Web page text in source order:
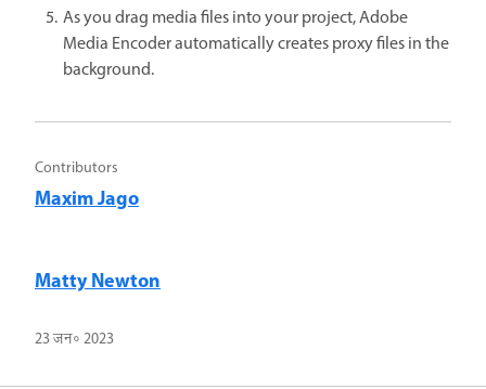
As you drag media files into your project, Adobe
Media Encoder automatically creates proxy files in the
background.
Contributors
Maxim Jago
Matty Newton
23 जन॰ 2023